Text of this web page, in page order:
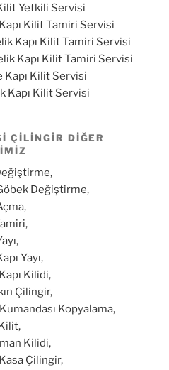
Yetkili Servisi
Kilit Tamiri Servisi
Kapı Kilit Tamiri Servisi
Kapı Kilit Tamiri Servisi
Kapı Kilit Servisi
Kapı Kilit Servisi
ÇILINGIR DIĞER
Değiştirme,
Yayı,
Kilidi,
Çilingir,
Kopyalama,
Kilidi,
Çilingir,